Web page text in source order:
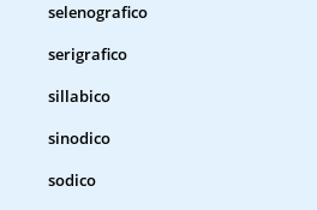
selenografico
serigrafico
sillabico
sinodico
sodico